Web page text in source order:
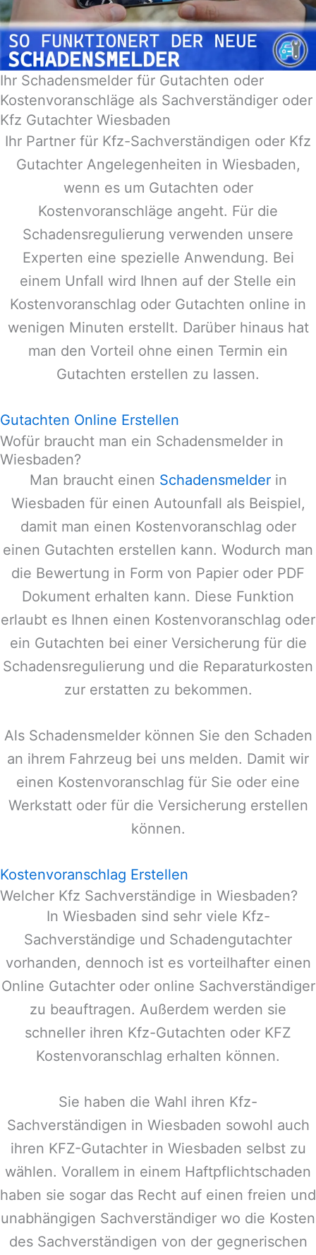
Ihr Schadensmelder für Gutachten oder
Kostenvoranschläge als Sachverständiger oder
Kfz Gutachter Wiesbaden
Ihr Partner für Kfz-Sachverständigen oder Kfz
Gutachter Angelegenheiten in Wiesbaden,
wenn es um Gutachten oder
Kostenvoranschläge angeht. Für die
Schadensregulierung verwenden unsere
Experten eine spezielle Anwendung. Bei
einem Unfall wird Ihnen auf der Stelle ein
Kostenvoranschlag oder Gutachten online in
wenigen Minuten erstellt. Darüber hinaus hat
man den Vorteil ohne einen Termin ein
Gutachten erstellen zu lassen.
Gutachten Online Erstellen
Wofür braucht man ein Schadensmelder in
Wiesbaden?
Man braucht einen Schadensmelderin
Wiesbaden für einen Autounfall als Beispiel,
damit man einen Kostenvoranschlag oder
einen Gutachten erstellen kann. Wodurch man
die Bewertung in Form von Papier oder PDF
Dokument erhalten kann. Diese Funktion
erlaubt es Ihnen einen Kostenvoranschlag oder
ein Gutachten bei einer Versicherung für die
Schadensregulierung und die Reparaturkosten
zur erstatten zu bekommen.
Als Schadensmelder können Sie den Schaden
an ihrem Fahrzeug bei uns melden. Damit wir
einen Kostenvoranschlag für Sie oder eine
Werkstatt oder für die Versicherung erstellen
können.
Kostenvoranschlag Erstellen
Welcher Kfz Sachverständige in Wiesbaden?
In Wiesbaden sind sehr viele Kfz-
Sachverständige und Schadengutachter
vorhanden, dennoch ist es vorteilhafter einen
Online Gutachter oder online Sachverständiger
zu beauftragen. Außerdem werden sie
schneller ihren Kfz-Gutachten oder KFZ
Kostenvoranschlag erhalten können.
Sie haben die Wahl ihren Kfz-
Sachverständigen in Wiesbaden sowohl auch
ihren KFZ-Gutachter in Wiesbaden selbst zu
wählen. Vorallem in einem Haftpflichtschaden
haben sie sogar das Recht auf einen freien und
unabhängigen Sachverständiger wo die Kosten
des Sachverständigen von der gegnerischen